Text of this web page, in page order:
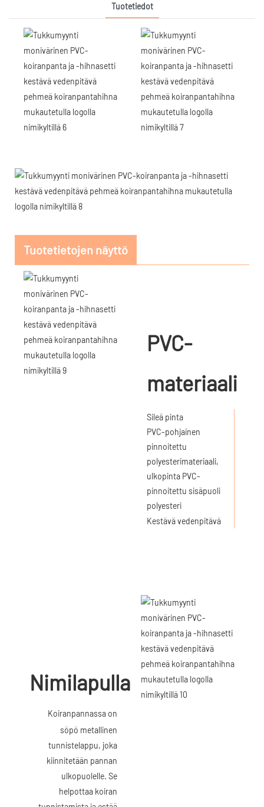
Tuotetiedot
Tuotetietojen näyttö
PVC-
materiaali
Sileä pinta
PVC-pohjainen
pinnoitettu
polyesterimateriaali,
ulkopinta PVC-
pinnoitettu sisäpuoli
polyesteri
Kestävä vedenpitävä
Nimilapulla
Koiranpannassa on
söpö metallinen
tunnistelappu, joka
kiinnitetään pannan
ulkopuolelle. Se
helpottaa koiran